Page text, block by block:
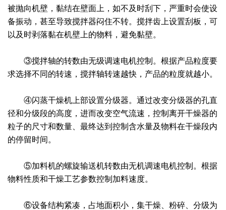
被抛向机壁，黏结在壁面上，如不及时刮下，严重时会使设
备振动，甚至导致搅拌器闷住不转。搅拌齿上设置刮板，可
以及时剥落黏在机壁上的物料，避免黏壁。
③搅拌轴的转数由无级调速电机控制。根据产品粒度要
求选择不同的转速，搅拌轴转速越快，产品的粒度就越小。
④闪蒸干燥机上部设置分级器。通过改变分级器的孔直
径和分级段的高度，进而改变空气流速，控制离开干燥器的
粒子的尺寸和数量、最终达到控制含水量及物料在干燥段内
的停留时间。
⑤加料机的螺旋输送机转数由无机调速电机控制。根据
物料性质和干燥工艺参数控制加料速度。
⑥设备结构紧凑，占地面积小，集干燥、粉碎、分级为